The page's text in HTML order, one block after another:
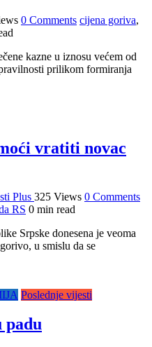
0 Comments cijena goriva,
kazne u iznosu većem od
prilikom formiranja
vratiti novac
Plus 325 Views 0 Comments
RS 0 min read
Srpske donesena je veoma
u smislu da se
Poslednje vijesti
padu